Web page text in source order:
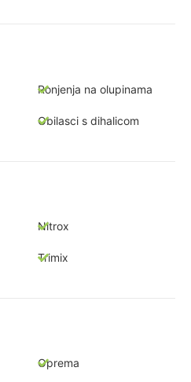
Ronjenja na olupinama
Obilasci s dihalicom
Nitrox
Trimix
Oprema